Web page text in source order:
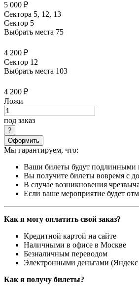
5 000 ₽
Сектора 5, 12, 13
Сектор 5
Выбрать места 75
4 200 ₽
Сектор 12
Выбрать места 103
4 200 ₽
Ложи
под заказ
Оформить
Мы гарантируем, что:
Ваши билеты будут подлинными
Вы получите билеты вовремя с
В случае возникновения
Если ваше мероприятие будет
Как я могу оплатить свой заказ?
Кредитной картой на сайте
Наличными в офисе в Москве
Безналичным переводом
Электронными деньгами
Как я получу билеты?